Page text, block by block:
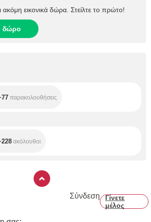
ακόμη εικονικά δώρα. Στείλτε το πρώτο!
δώρο
παρακολουθήσεις
ακόλουθοι
Σύνδεση
Γίνετε
μέλος